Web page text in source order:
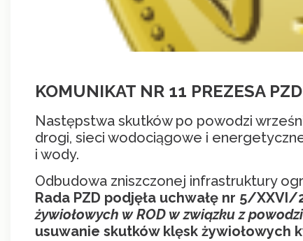
KOMUNIKAT NR 11 PREZESA
Następstwa skutków po powodzi
drogi, sieci wodociągowe i
i wody.
Odbudowa zniszczonej infrastruktury
Rada PZD podjęła uchwałę nr 5/XXVI/
żywiołowych w ROD w związku z
usuwanie skutków klęsk żywiołowych